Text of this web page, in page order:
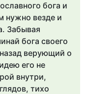
бога и
нужно везде и
Забывая
бога своего
верующий о
его не
внутри,
тихо